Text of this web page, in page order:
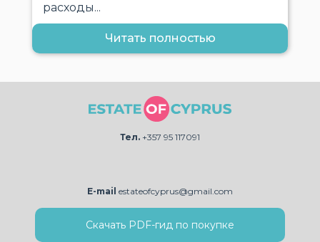
расходы...
Читать полностью
Тел. +357 95 117091
E-mail estateofcyprus@gmail.com
Скачать PDF-гид по покупке